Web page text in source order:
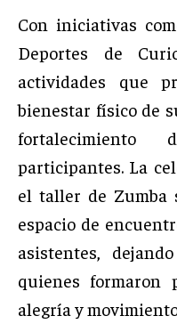
Con iniciativas
Deportes de
actividades que
bienestar físico de
participantes. La
el taller de Zumba
espacio de
asistentes,
quienes formaron
alegría y